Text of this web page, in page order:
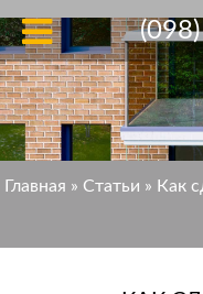
Главная » Статьи » Как